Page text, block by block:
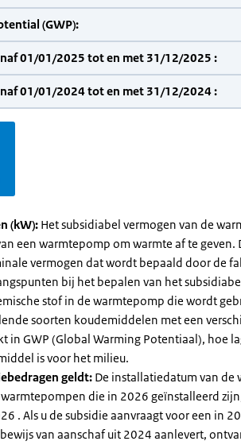
(GWP):
01/01/2025 tot en met 31/12/2025 :
01/01/2024 tot en met 31/12/2024 :
(kW): Het subsidiabel vermogen van de
een warmtepomp om warmte af te geven.
vermogen dat wordt bepaald door de
bij het bepalen van het
stof in de warmtepomp die wordt
soorten koudemiddelen met een
in GWP (Global Warming Potentiaal), hoe
is voor het milieu.
geldt: De installatiedatum van
die in 2026 geïnstalleerd
. Als u de subsidie aanvraagt voor een in
van aanschaf uit 2024 aanlevert,